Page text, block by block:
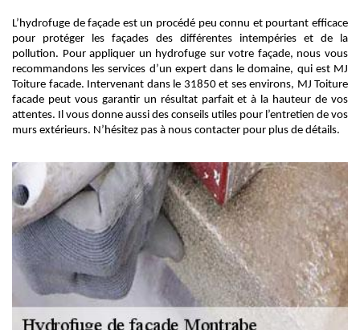
L’hydrofuge de façade est un procédé peu connu et pourtant efficace
pour protéger les façades des différentes intempéries et de la
pollution. Pour appliquer un hydrofuge sur votre façade, nous vous
recommandons les services d’un expert dans le domaine, qui est MJ
Toiture facade. Intervenant dans le 31850 et ses environs, MJ Toiture
facade peut vous garantir un résultat parfait et à la hauteur de vos
attentes. Il vous donne aussi des conseils utiles pour l’entretien de vos
murs extérieurs. N’hésitez pas à nous contacter pour plus de détails.